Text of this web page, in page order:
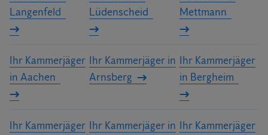
Langenfeld
Lüdenscheid
Mettmann
Ihr Kammerjäger
in Aachen
Ihr Kammerjäger in
Arnsberg
Ihr Kammerjäger
in Bergheim
Ihr Kammerjäger Ihr Kammerjäger in Ihr Kammerjäger